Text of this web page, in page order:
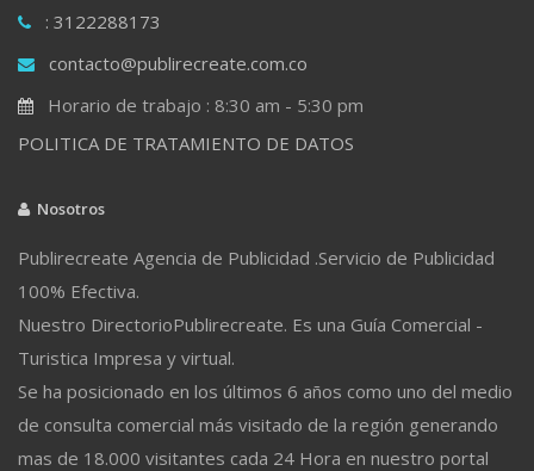
: 3122288173
contacto@publirecreate.com.co
Horario de trabajo : 8:30 am - 5:30 pm
POLITICA DE TRATAMIENTO DE DATOS
Nosotros
Publirecreate Agencia de Publicidad .Servicio de Publicidad
100% Efectiva.
Nuestro DirectorioPublirecreate. Es una Guía Comercial -
Turistica Impresa y virtual.
Se ha posicionado en los últimos 6 años como uno del medio
de consulta comercial más visitado de la región generando
mas de 18.000 visitantes cada 24 Hora en nuestro portal